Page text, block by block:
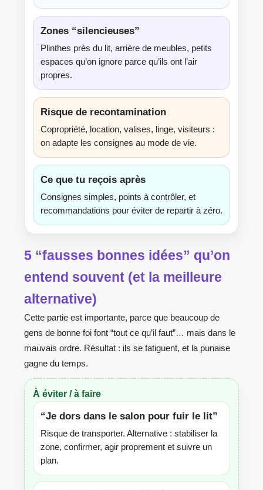
Zones “silencieuses”
Plinthes près du lit, arrière de meubles, petits
espaces qu’on ignore parce qu’ils ont l’air
propres.
Risque de recontamination
Copropriété, location, valises, linge, visiteurs :
on adapte les consignes au mode de vie.
Ce que tu reçois après
Consignes simples, points à contrôler, et
recommandations pour éviter de repartir à zéro.
5 “fausses bonnes idées” qu’on
entend souvent (et la meilleure
alternative)
Cette partie est importante, parce que beaucoup de
gens de bonne foi font “tout ce qu’il faut”… mais dans le
mauvais ordre. Résultat : ils se fatiguent, et la punaise
gagne du temps.
À éviter / à faire
“Je dors dans le salon pour fuir le lit”
Risque de transporter. Alternative : stabiliser la
zone, confirmer, agir proprement et suivre un
plan.